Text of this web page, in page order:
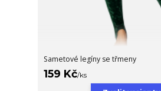
Sametové legíny se třmeny
159 Kč/ks